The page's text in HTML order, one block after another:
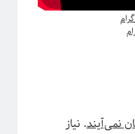
نمی‌آیند. نیاز